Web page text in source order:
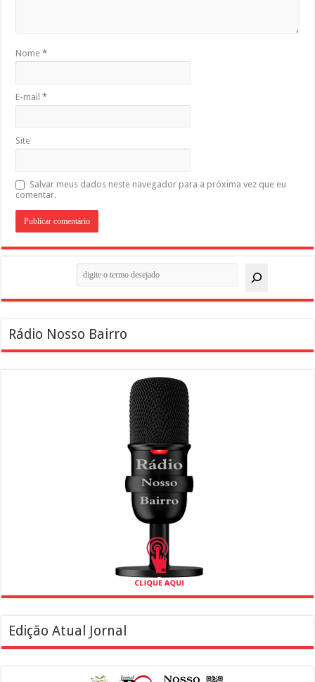
Nome*
E-mail*
Site
Salvar meus dados neste navegador para a próxima vez que eu
comentar.
Rádio Nosso Bairro
Edição Atual Jornal